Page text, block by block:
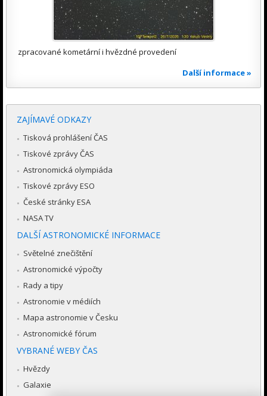
zpracované kometární i hvězdné provedení
Další informace »
ZAJÍMAVÉ ODKAZY
Tisková prohlášení ČAS
Tiskové zprávy ČAS
Astronomická olympiáda
Tiskové zprávy ESO
České stránky ESA
NASA TV
DALŠÍ ASTRONOMICKÉ INFORMACE
Světelné znečištění
Astronomické výpočty
Rady a tipy
Astronomie v médiích
Mapa astronomie v Česku
Astronomické fórum
VYBRANÉ WEBY ČAS
Hvězdy
Galaxie